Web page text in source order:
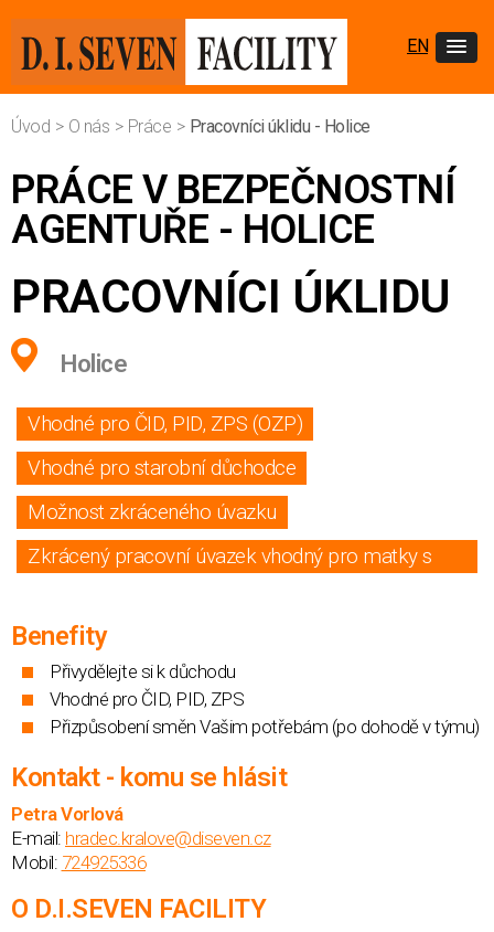
EN
Úvod > O nás > Práce > Pracovníci úklidu - Holice
PRÁCE V BEZPEČNOSTNÍ
AGENTUŘE - HOLICE
PRACOVNÍCI ÚKLIDU
Holice
Vhodné pro ČID, PID, ZPS (OZP)
Vhodné pro starobní důchodce
Možnost zkráceného úvazku
Zkrácený pracovní úvazek vhodný pro matky s
Benefity
Přivydělejte si k důchodu
Vhodné pro ČID, PID, ZPS
Přizpůsobení směn Vašim potřebám (po dohodě v týmu)
Kontakt - komu se hlásit
Petra Vorlová
E-mail: hradec.kralove@diseven.cz
Mobil: 724925336
O D.I.SEVEN FACILITY